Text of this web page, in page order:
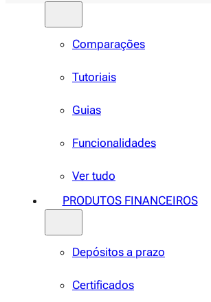
Comparações
Tutoriais
Guias
Funcionalidades
Ver tudo
PRODUTOS FINANCEIROS
Depósitos a prazo
Certificados